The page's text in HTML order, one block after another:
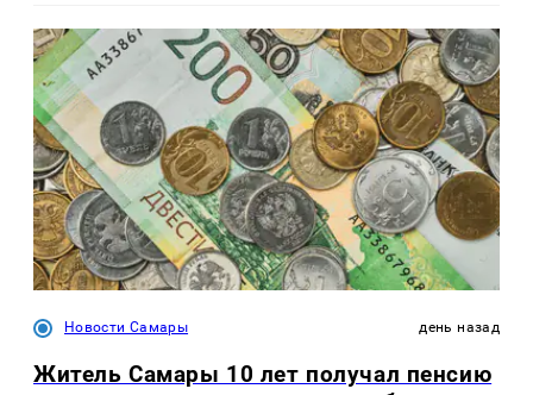
Новости Самары день назад
Житель Самары 10 лет получал пенсию